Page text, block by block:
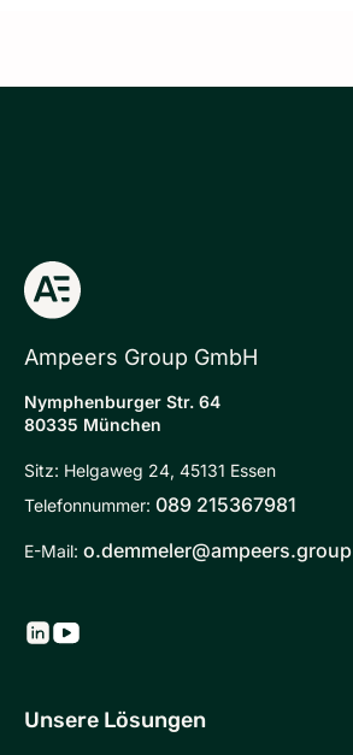
Ampeers Group GmbH
Nymphenburger Str. 64
80335 München
Sitz: Helgaweg 24, 45131 Essen
Telefonnummer: 089 215367981
E-Mail: o.demmeler@ampeers.group
Unsere Lösungen